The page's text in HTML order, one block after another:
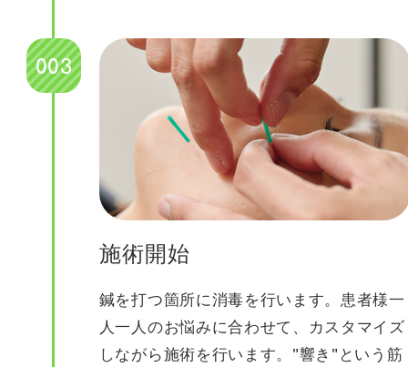
003
施術開始
鍼を打つ箇所に消毒を行います。患者様一
人一人のお悩みに合わせて、カスタマイズ
しながら施術を行います。"響き"という筋